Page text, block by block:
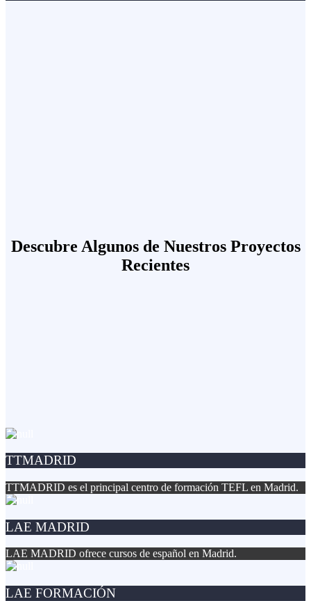
Descubre Algunos de Nuestros Proyectos
Recientes
TTMADRID
TTMADRID es el principal centro de formación TEFL en Madrid.
LAE MADRID
LAE MADRID ofrece cursos de español en Madrid.
LAE FORMACIÓN